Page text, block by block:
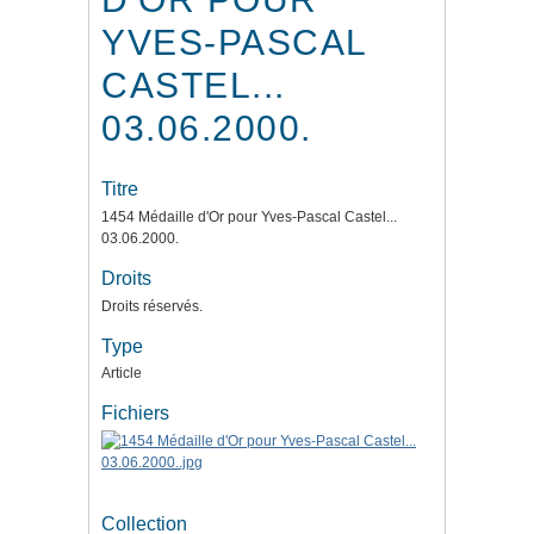
YVES-PASCAL
CASTEL...
03.06.2000.
Titre
1454 Médaille d'Or pour Yves-Pascal Castel...
03.06.2000.
Droits
Droits réservés.
Type
Article
Fichiers
Collection